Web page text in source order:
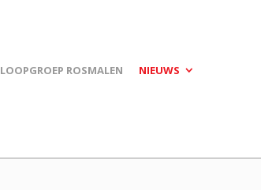
LOOPGROEP ROSMALEN NIEUWS